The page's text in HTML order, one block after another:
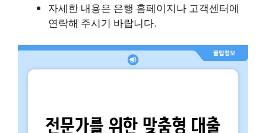
자세한 내용은 은행 홈페이지나 고객센터에
연락해 주시기 바랍니다.